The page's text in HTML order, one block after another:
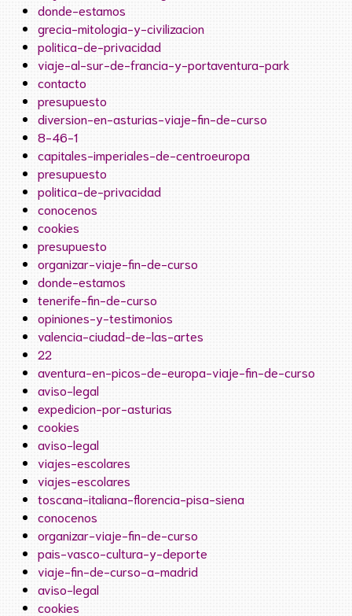
donde-estamos
grecia-mitologia-y-civilizacion
politica-de-privacidad
viaje-al-sur-de-francia-y-portaventura-park
contacto
presupuesto
diversion-en-asturias-viaje-fin-de-curso
8-46-1
capitales-imperiales-de-centroeuropa
presupuesto
politica-de-privacidad
conocenos
cookies
presupuesto
organizar-viaje-fin-de-curso
donde-estamos
tenerife-fin-de-curso
opiniones-y-testimonios
valencia-ciudad-de-las-artes
22
aventura-en-picos-de-europa-viaje-fin-de-curso
aviso-legal
expedicion-por-asturias
cookies
aviso-legal
viajes-escolares
viajes-escolares
toscana-italiana-florencia-pisa-siena
conocenos
organizar-viaje-fin-de-curso
pais-vasco-cultura-y-deporte
viaje-fin-de-curso-a-madrid
aviso-legal
cookies